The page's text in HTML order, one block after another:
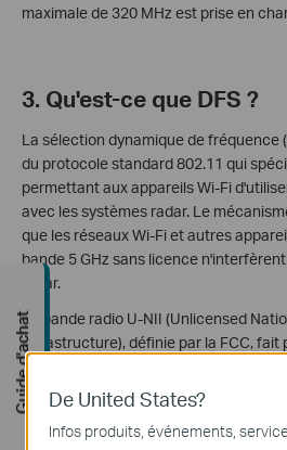
maximale de 320 MHz est prise en
3. Qu'est-ce que DFS ?
La sélection dynamique de fréquence
du protocole standard 802.11 qui
permettant aux appareils Wi-Fi
avec les systèmes radar. Le
que les réseaux Wi-Fi et autres
bande 5 GHz sans licence
radar.
La bande radio U-NII (Unlicensed
Infrastructure), définie par la FCC, fait
utilisé par les périphériques de réseau
nombreux fournisseurs de services
qui se trouvent généralement dans
2C nécessitent l'utilisation de DFS.
De United States?
Infos produits, événements,
Guide d'achat